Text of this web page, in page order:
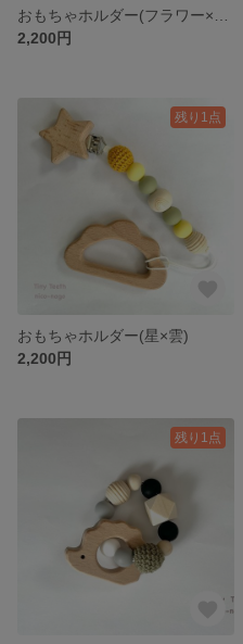
2,200円
残り1点
おもちゃホルダー(星×雲)
2,200円
残り1点